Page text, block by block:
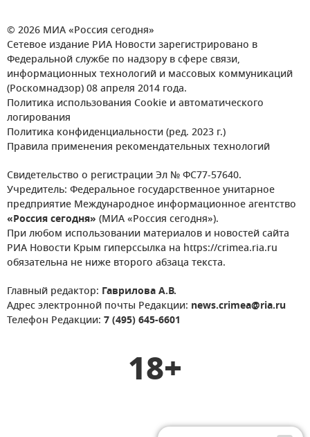
© 2026 МИА «Россия сегодня»
Сетевое издание РИА Новости зарегистрировано в
Федеральной службе по надзору в сфере связи,
информационных технологий и массовых коммуникаций
(Роскомнадзор) 08 апреля 2014 года.
Политика использования Cookie и автоматического
логирования
Политика конфиденциальности (ред. 2023 г.)
Правила применения рекомендательных технологий
Свидетельство о регистрации Эл № ФС77-57640.
Учредитель: Федеральное государственное унитарное
предприятие Международное информационное агентство
«Россия сегодня» (МИА «Россия сегодня»).
При любом использовании материалов и новостей сайта
РИА Новости Крым гиперссылка на https://crimea.ria.ru
обязательна не ниже второго абзаца текста.
Главный редактор: Гаврилова А.В.
Адрес электронной почты Редакции: news.crimea@ria.ru
Телефон Редакции: 7 (495) 645-6601
18+